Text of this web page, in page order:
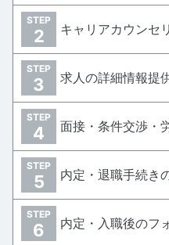
STEP
2 キャリアカウンセ
STEP
3 求人の詳細情報提
STEP
4 面接・条件交渉・
STEP
5 内定・退職手続き
STEP
6 内定・入職後のフ